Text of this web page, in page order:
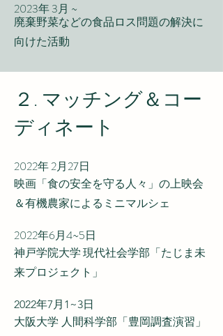
2023年 3月 ~
廃棄野菜などの食品ロス問題の解決に
向けた活動​
​２. マッチング＆コー
ディネート
2022年 2月27日
映画「食の安全を守る人々」の上映会
＆有機農家によるミニマルシェ
2022年6月4~5日
神戸学院大学 現代社会学部「たじま未
来プロジェクト」
2022年7月1~3日
大阪大学 人間科学部「豊岡調査演習」